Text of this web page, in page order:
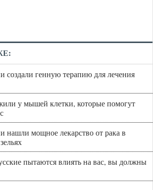
создали генную терапию для лечения
у мышей клетки, которые помогут
нашли мощное лекарство от рака в
пытаются влиять на вас, вы должны